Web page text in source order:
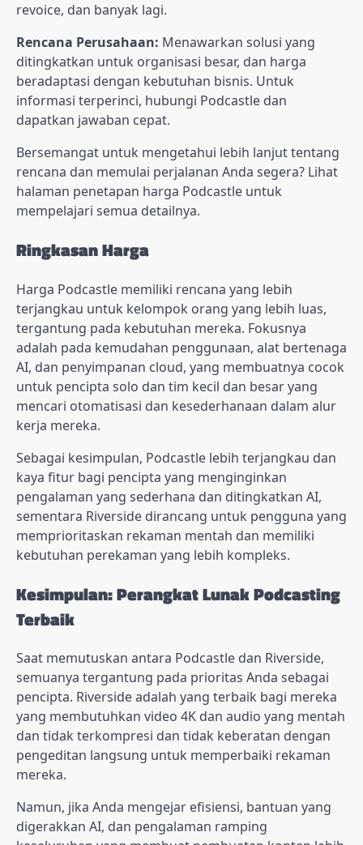
revoice, dan banyak lagi.
Rencana Perusahaan: Menawarkan solusi yang
ditingkatkan untuk organisasi besar, dan harga
beradaptasi dengan kebutuhan bisnis. Untuk
informasi terperinci, hubungi Podcastle dan
dapatkan jawaban cepat.
Bersemangat untuk mengetahui lebih lanjut tentang
rencana dan memulai perjalanan Anda segera? Lihat
halaman penetapan harga Podcastle untuk
mempelajari semua detailnya.
Ringkasan Harga
Harga Podcastle memiliki rencana yang lebih
terjangkau untuk kelompok orang yang lebih luas,
tergantung pada kebutuhan mereka. Fokusnya
adalah pada kemudahan penggunaan, alat bertenaga
AI, dan penyimpanan cloud, yang membuatnya cocok
untuk pencipta solo dan tim kecil dan besar yang
mencari otomatisasi dan kesederhanaan dalam alur
kerja mereka.
Sebagai kesimpulan, Podcastle lebih terjangkau dan
kaya fitur bagi pencipta yang menginginkan
pengalaman yang sederhana dan ditingkatkan AI,
sementara Riverside dirancang untuk pengguna yang
memprioritaskan rekaman mentah dan memiliki
kebutuhan perekaman yang lebih kompleks.
Kesimpulan: Perangkat Lunak Podcasting
Terbaik
Saat memutuskan antara Podcastle dan Riverside,
semuanya tergantung pada prioritas Anda sebagai
pencipta. Riverside adalah yang terbaik bagi mereka
yang membutuhkan video 4K dan audio yang mentah
dan tidak terkompresi dan tidak keberatan dengan
pengeditan langsung untuk memperbaiki rekaman
mereka.
Namun, jika Anda mengejar efisiensi, bantuan yang
digerakkan AI, dan pengalaman ramping